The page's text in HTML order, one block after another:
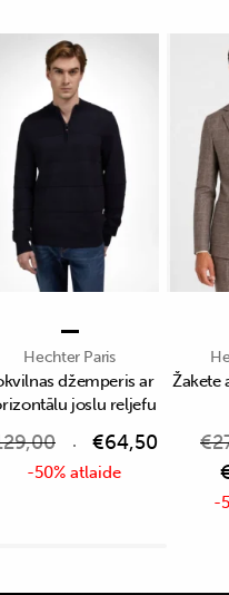
Hechter Paris
džemperis ar
joslu reljefu
€64,50
-50% atlaide
Žakete
€
-